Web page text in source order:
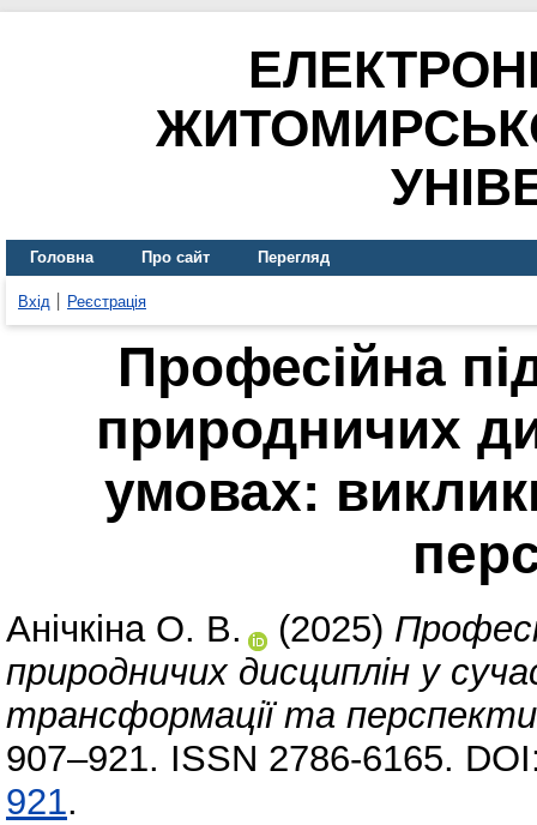
Головна Про сайт Перегляд
Вхід Реєстрація
Професійна
природничих
умовах:
Анічкіна О. В. (2025)
природничих дисциплін у
трансформації та
907–921. ISSN 2786-6165.
921.